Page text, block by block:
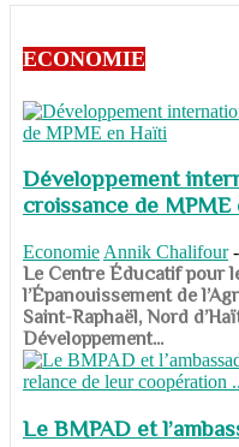
ECONOMIE
Développement
croissance de MPME
Economie Annik Chalifour -
​​​​​​​Le Centre Éducatif pour
l’Épanouissement de
Saint-Raphaël, Nord
Développement...
Le BMPAD et